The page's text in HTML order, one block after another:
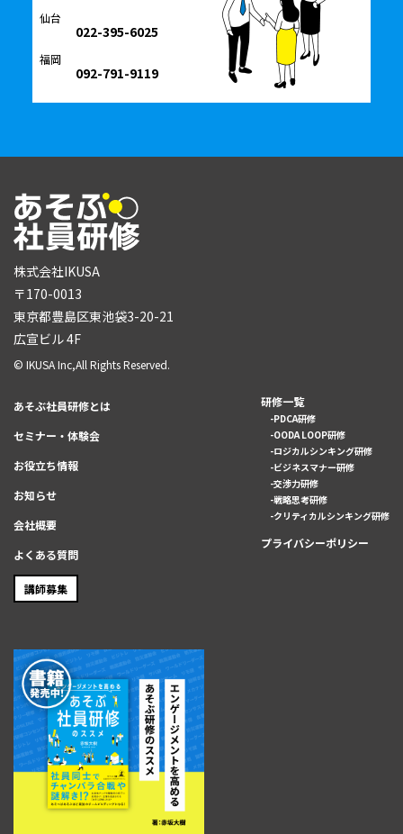
仙台
022-395-6025
福岡
092-791-9119
株式会社IKUSA
〒170-0013
東京都豊島区東池袋3-20-21
広宣ビル 4F
© IKUSA Inc,All Rights Reserved.
あそぶ社員研修とは
セミナー・体験会
お役立ち情報
お知らせ
会社概要
よくある質問
講師募集
研修一覧
PDCA研修
OODA LOOP研修
ロジカルシンキング研修
ビジネスマナー研修
交渉力研修
戦略思考研修
クリティカルシンキング研修
プライバシーポリシー